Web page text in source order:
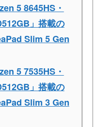
5 8645HS・
」搭載の
Slim 5 Gen
5 7535HS・
」搭載の
Slim 3 Gen